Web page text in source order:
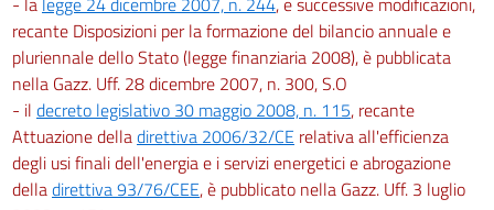
recante Disposizioni per la formazione del bilancio annuale e
pluriennale dello Stato (legge finanziaria 2008), è pubblicata
nella Gazz. Uff. 28 dicembre 2007, n. 300, S.O
- il decreto legislativo 30 maggio 2008, n. 115, recante
Attuazione delladirettiva 2006/32/CE relativa all'efficienza
degli usi finali dell'energia e i servizi energetici e abrogazione
delladirettiva 93/76/CEE, è pubblicato nella Gazz. Uff. 3 luglio